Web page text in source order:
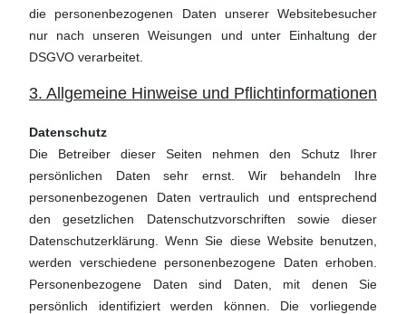
die personenbezogenen Daten unserer Websitebesucher
nur nach unseren Weisungen und unter Einhaltung der
DSGVO verarbeitet.
3. Allgemeine Hinweise und Pflichtinformationen
Datenschutz
Die Betreiber dieser Seiten nehmen den Schutz Ihrer
persönlichen Daten sehr ernst. Wir behandeln Ihre
personenbezogenen Daten vertraulich und entsprechend
den gesetzlichen Datenschutzvorschriften sowie dieser
Datenschutzerklärung. Wenn Sie diese Website benutzen,
werden verschiedene personenbezogene Daten erhoben.
Personenbezogene Daten sind Daten, mit denen Sie
persönlich identifiziert werden können. Die vorliegende